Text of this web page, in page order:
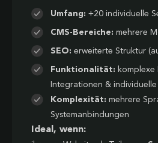
Umfang: +20 individuelle
CMS-Bereiche: mehrere
SEO: erweiterte Struktur
Funktionalität: komplexe
Integrationen &
Komplexität: mehrere
Systemanbindungen
Ideal, wenn: